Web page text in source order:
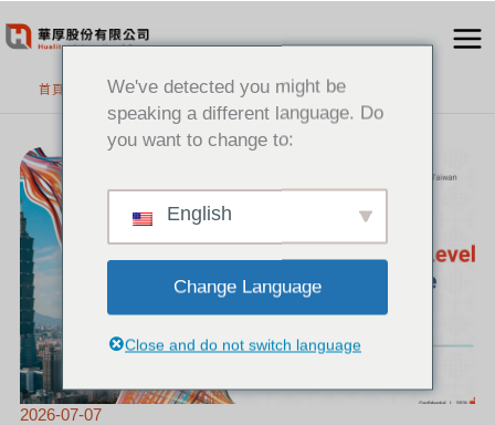
至
首頁
2026-07-07
亮
相
CX
TOUR
ASIA
2026
展
示
慧
客
服
創
We've detected you might be
speaking a different language. Do
you want to change to:
English
Change Language
Close and do not switch language